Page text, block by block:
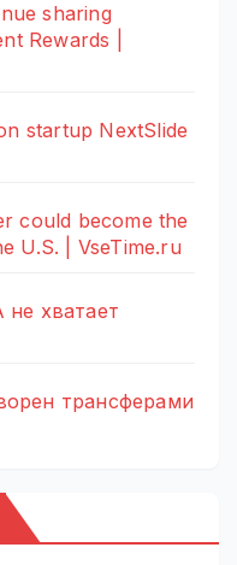
sharing
Rewards |
startup NextSlide
could become the
U.S. | VseTime.ru
хватает
трансферами